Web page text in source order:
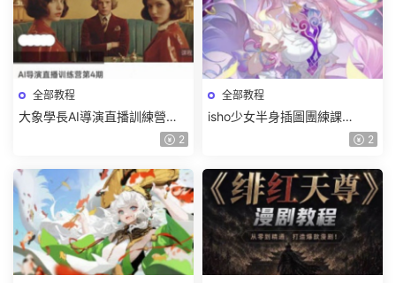
全部教程
大象學長AI導演直播訓練營第4
期2026【畫質高清有資料】 2
全部教程
isho少女半身插圖團練課
2026【畫質高清隻有視頻】 2